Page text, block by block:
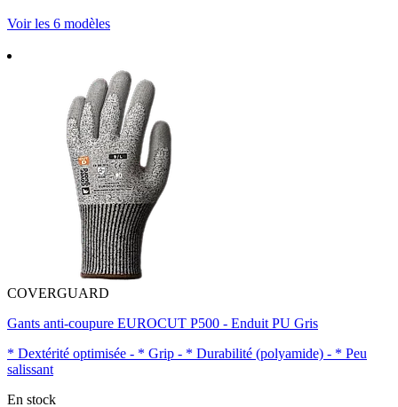
Voir les 6 modèles
COVERGUARD
Gants anti-coupure EUROCUT P500 - Enduit PU Gris
* Dextérité optimisée - * Grip - * Durabilité (polyamide) - * Peu
salissant
En stock